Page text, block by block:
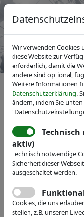
Mitgliedersuche
Name:
Volltext:
Wir verwenden Cookies
diese Website zur
erforderlich, damit die
andere sind optional,
Weitere Informationen
Datenschutzerklärung.
ändern, indem Sie
Technisch
aktiv)
Technisch notwendige
Sicherheit dieser
ausgeschaltet werden.
Cookies, die uns
stellen, z.B. unseren